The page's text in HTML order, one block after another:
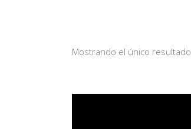
Mostrando el único resultado